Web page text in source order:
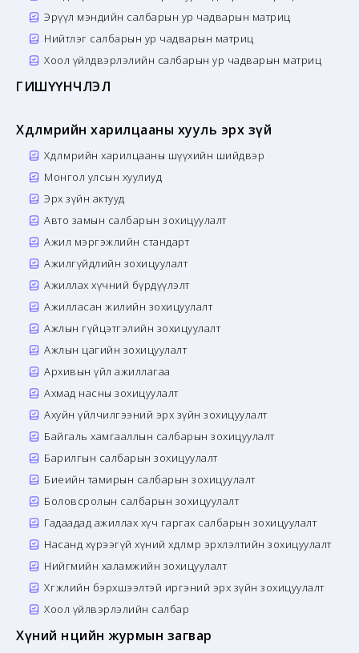
Эрүүл мэндийн салбарын ур чадварын матриц
Нийтлэг салбарын ур чадварын матриц
Хоол үйлдвэрлэлийн салбарын ур чадварын матриц
ГИШҮҮНЧЛЭЛ
Хөдөлмөрийн харилцааны хууль эрх зүй
Хөдөлмөрийн харилцааны шүүхийн шийдвэр
Монгол улсын хуулиуд
Эрх зүйн актууд
Авто замын салбарын зохицуулалт
Ажил мэргэжлийн стандарт
Ажилгүйдлийн зохицуулалт
Ажиллах хүчний бүрдүүлэлт
Ажилласан жилийн зохицуулалт
Ажлын гүйцэтгэлийн зохицуулалт
Ажлын цагийн зохицуулалт
Архивын үйл ажиллагаа
Ахмад насны зохицуулалт
Ахуйн үйлчилгээний эрх зүйн зохицуулалт
Байгаль хамгааллын салбарын зохицуулалт
Барилгын салбарын зохицуулалт
Биеийн тамирын салбарын зохицуулалт
Боловсролын салбарын зохицуулалт
Гадаадад ажиллах хүч гаргах салбарын зохицуулалт
Насанд хүрээгүй хүний хөдөлмөр эрхлэлтийн зохицуулалт
Нийгмийн халамжийн зохицуулалт
Хөгжлийн бэрхшээлтэй иргэний эрх зүйн зохицуулалт
Хоол үйлвэрлэлийн салбар
Хүний нөөцийн журмын загвар